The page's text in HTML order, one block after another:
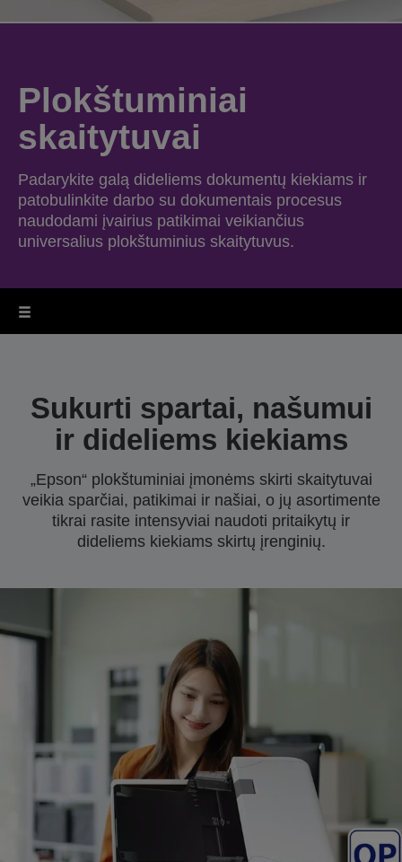
Plokštuminiai
skaitytuvai
Padarykite galą dideliems dokumentų kiekiams ir
patobulinkite darbo su dokumentais procesus
naudodami įvairius patikimai veikiančius
universalius plokštuminius skaitytuvus.
Sukurti spartai, našumui
ir dideliems kiekiams
„Epson“ plokštuminiai įmonėms skirti skaitytuvai
veikia sparčiai, patikimai ir našiai, o jų asortimente
tikrai rasite intensyviai naudoti pritaikytų ir
dideliems kiekiams skirtų įrenginių.